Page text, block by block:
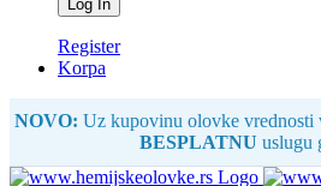
Register
Korpa
NOVO: Uz kupovinu olovke vrednosti
BESPLATNU uslugu